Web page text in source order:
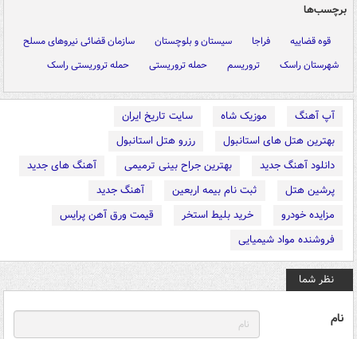
برچسب‌ها
قوه قضاییه فراجا سیستان و بلوچستان
سازمان قضائی نیروهای مسلح
شهرستان راسک
تروریسم حمله تروریستی حمله تروریستی راسک
آپ آهنگ موزیک شاه
سایت تاریخ ایران
بهترین هتل های استانبول
رزرو هتل استانبول
دانلود آهنگ جدید
بهترین جراح بینی ترمیمی
آهنگ های جدید
پرشین هتل
ثبت نام بیمه اربعین
آهنگ جدید
مزایده خودرو
خرید بلیط استخر
قیمت ورق آهن پرایس
فروشنده مواد شیمیایی
نظر شما
نام